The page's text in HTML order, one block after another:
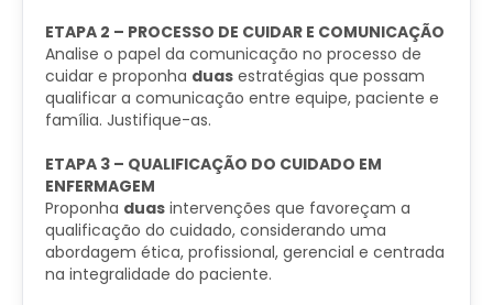
ETAPA 2 – PROCESSO DE CUIDAR E COMUNICAÇÃO
Analise o papel da comunicação no processo de
cuidar e proponha duas estratégias que possam
qualificar a comunicação entre equipe, paciente e
família. Justifique-as.
ETAPA 3 – QUALIFICAÇÃO DO CUIDADO EM
ENFERMAGEM
Proponha duas intervenções que favoreçam a
qualificação do cuidado, considerando uma
abordagem ética, profissional, gerencial e centrada
na integralidade do paciente.